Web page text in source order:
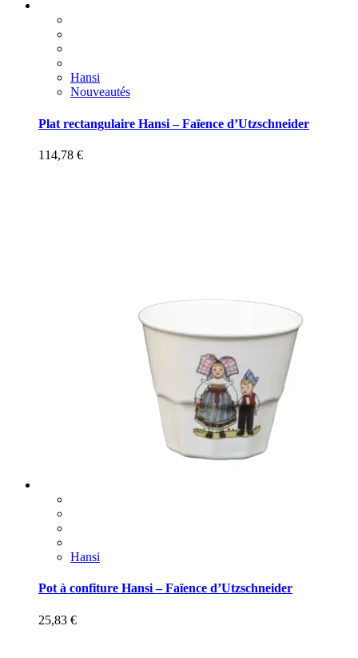
Hansi
Nouveautés
Plat rectangulaire Hansi – Faïence d’Utzschneider
114,78 €
Hansi
Pot à confiture Hansi – Faïence d’Utzschneider
25,83 €